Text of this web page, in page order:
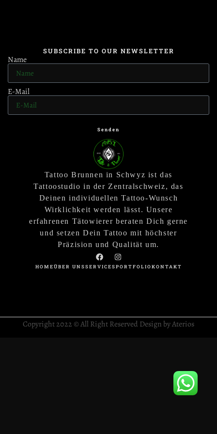
SUBSCRIBE TO OUR NEWSLETTER
Name
E-Mail
Senden
Tattoo Brunnen in Schwyz ist das
Tattoostudio in der Zentralschweiz, das
Deinen individuellen Tattoo-Wunsch
Wirklichkeit werden lässt. Unsere
erfahrenen Tätowierer beraten Dich gerne
und setzen Dein Tattoo mit höchster
Präzision und Qualität um.
HOMEÜBER UNSSERVICESPORTFOLIOKONTAKT
Copyright 2022 © All Right Reserved Design by Aterios